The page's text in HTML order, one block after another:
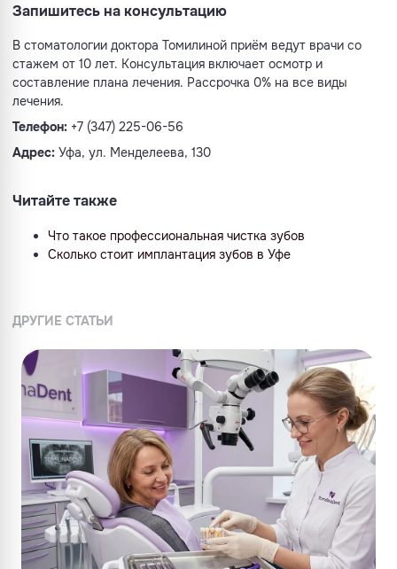
Запишитесь на консультацию
В стоматологии доктора Томилиной приём ведут врачи со
стажем от 10 лет. Консультация включает осмотр и
составление плана лечения. Рассрочка 0% на все виды
лечения.
Телефон: +7 (347) 225-06-56
Адрес: Уфа, ул. Менделеева, 130
Читайте также
Что такое профессиональная чистка зубов
Сколько стоит имплантация зубов в Уфе
ДРУГИЕ СТАТЬИ